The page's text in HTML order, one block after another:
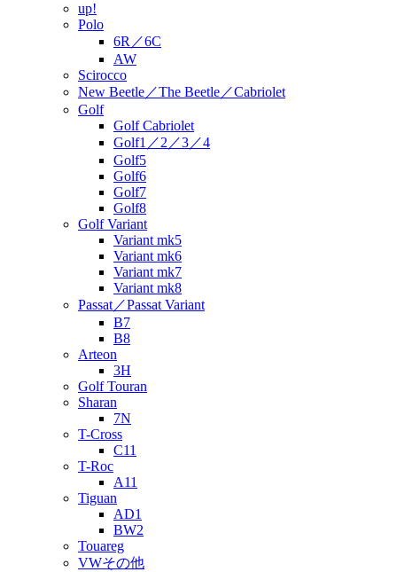
up!
Polo
6R／6C
AW
Scirocco
New Beetle／The Beetle／Cabriolet
Golf
Golf Cabriolet
Golf1／2／3／4
Golf5
Golf6
Golf7
Golf8
Golf Variant
Variant mk5
Variant mk6
Variant mk7
Variant mk8
Passat／Passat Variant
B7
B8
Arteon
3H
Golf Touran
Sharan
7N
T-Cross
C11
T-Roc
A11
Tiguan
AD1
BW2
Touareg
VWその他